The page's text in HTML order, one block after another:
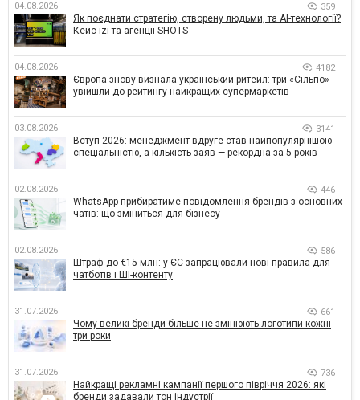
04.08.2026 359
Як поєднати стратегію, створену людьми, та AI-технології?
Кейс izi та агенції SHOTS
04.08.2026 4182
Європа знову визнала український ритейл: три «Сільпо»
увійшли до рейтингу найкращих супермаркетів
03.08.2026 3141
Вступ-2026: менеджмент вдруге став найпопулярнішою
спеціальністю, а кількість заяв — рекордна за 5 років
02.08.2026 446
WhatsApp прибиратиме повідомлення брендів з основних
чатів: що зміниться для бізнесу
02.08.2026 586
Штраф до €15 млн: у ЄС запрацювали нові правила для
чатботів і ШІ-контенту
31.07.2026 661
Чому великі бренди більше не змінюють логотипи кожні
три роки
31.07.2026 736
Найкращі рекламні кампанії першого півріччя 2026: які
бренди задавали тон індустрії